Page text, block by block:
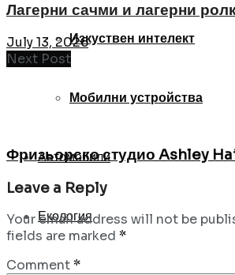
Изкуствен интелект
Мобилни устройства
Автомобили
Екология
Лагерни сачми и лагерни
July 13, 2026
Next Post
Фризьорско студио Ashley
Leave a Reply
Your email address will not be
fields are marked *
Comment*